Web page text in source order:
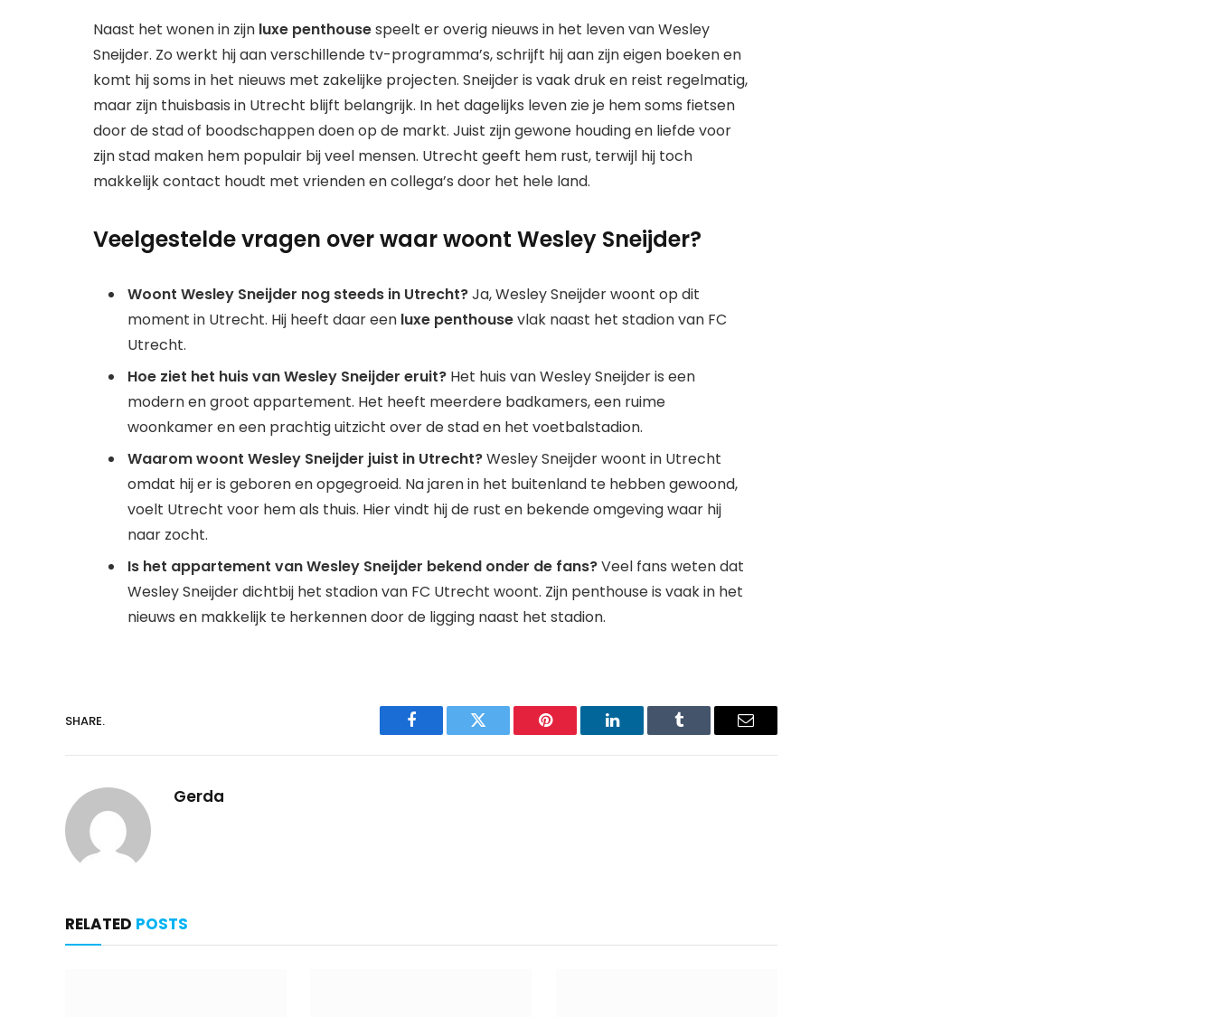
Naast het wonen in zijn luxe penthousespeelt er overig nieuws in het leven van Wesley
Sneijder. Zo werkt hij aan verschillende tv-programma’s, schrijft hij aan zijn eigen boeken en
komt hij soms in het nieuws met zakelijke projecten. Sneijder is vaak druk en reist regelmatig,
maar zijn thuisbasis in Utrecht blijft belangrijk. In het dagelijks leven zie je hem soms fietsen
door de stad of boodschappen doen op de markt. Juist zijn gewone houding en liefde voor
zijn stad maken hem populair bij veel mensen. Utrecht geeft hem rust, terwijl hij toch
makkelijk contact houdt met vrienden en collega’s door het hele land.
Veelgestelde vragen over waar woont Wesley Sneijder?
Woont Wesley Sneijder nog steeds in Utrecht?Ja, Wesley Sneijder woont op dit
moment in Utrecht. Hij heeft daar een luxe penthousevlak naast het stadion van FC
Utrecht.
Hoe ziet het huis van Wesley Sneijder eruit? Het huis van Wesley Sneijder is een
modern en groot appartement. Het heeft meerdere badkamers, een ruime
woonkamer en een prachtig uitzicht over de stad en het voetbalstadion.
Waarom woont Wesley Sneijder juist in Utrecht?Wesley Sneijder woont in Utrecht
omdat hij er is geboren en opgegroeid. Na jaren in het buitenland te hebben gewoond,
voelt Utrecht voor hem als thuis. Hier vindt hij de rust en bekende omgeving waar hij
naar zocht.
Is het appartement van Wesley Sneijder bekend onder de fans?Veel fans weten dat
Wesley Sneijder dichtbij het stadion van FC Utrecht woont. Zijn penthouse is vaak in het
nieuws en makkelijk te herkennen door de ligging naast het stadion.
SHARE.
Facebook Twitter Pinterest LinkedIn Tumblr Email
Gerda
RELATED POSTS